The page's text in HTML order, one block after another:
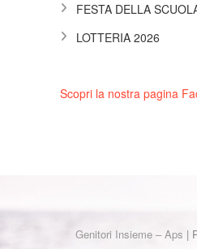
FESTA DELLA
LOTTERIA 2026
Scopri la nostra pagina
Genitori Insieme – Aps |